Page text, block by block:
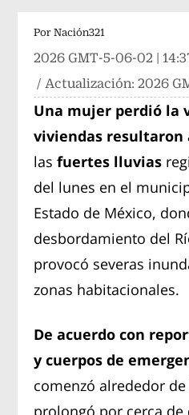
Por Nación321
2026 GMT-5-06-02 |
/ Actualización:2026
Una mujer perdió la
viviendas resultaron
las fuertes lluvias
del lunes en el
Estado de México,
desbordamiento del
provocó severas
zonas habitacionales.
De acuerdo con
y cuerpos de
comenzó alrededor
prolongó por cerca de